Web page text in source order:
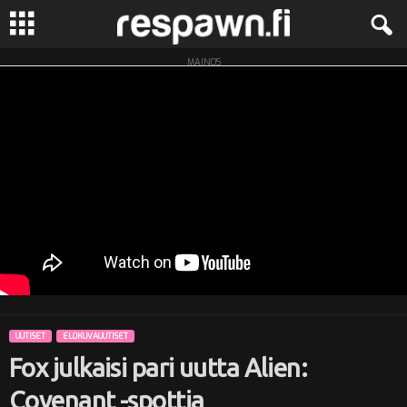
R
w
MAINOS
UUTISET ELOKUVAUUTISET
Fox julkaisi pari uutta Alien:
Covenant -spottia